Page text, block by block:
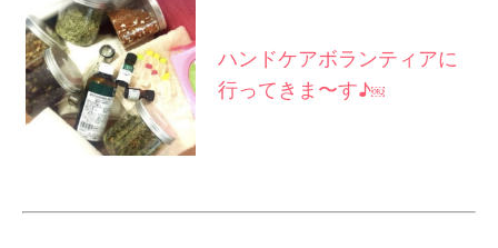
ハンドケアボランティアに
行ってきま〜す♪￼